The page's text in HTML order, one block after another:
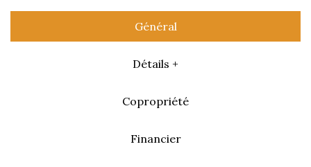
Général
Détails +
Copropriété
Financier